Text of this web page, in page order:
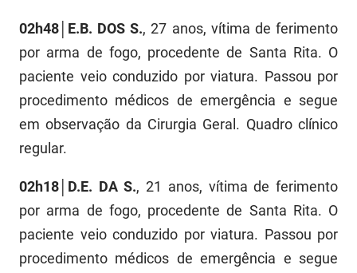
02h48│E.B. DOS S., 27 anos, vítima de ferimento
por arma de fogo, procedente de Santa Rita. O
paciente veio conduzido por viatura. Passou por
procedimento médicos de emergência e segue
em observação da Cirurgia Geral. Quadro clínico
regular.
02h18│D.E. DA S., 21 anos, vítima de ferimento
por arma de fogo, procedente de Santa Rita. O
paciente veio conduzido por viatura. Passou por
procedimento médicos de emergência e segue